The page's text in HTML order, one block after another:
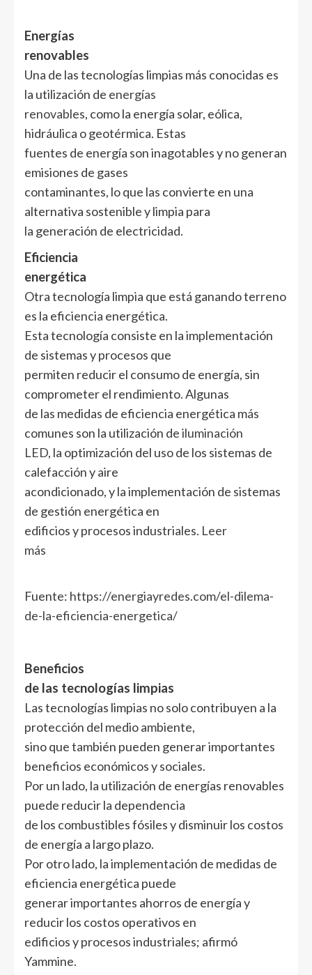
Energías
renovables
Una de las tecnologías limpias más conocidas es
la utilización de energías
renovables, como la energía solar, eólica,
hidráulica o geotérmica. Estas
fuentes de energía son inagotables y no generan
emisiones de gases
contaminantes, lo que las convierte en una
alternativa sostenible y limpia para
la generación de electricidad.
Eficiencia
energética
Otra tecnología limpia que está ganando terreno
es la eficiencia energética.
Esta tecnología consiste en la implementación
de sistemas y procesos que
permiten reducir el consumo de energía, sin
comprometer el rendimiento. Algunas
de las medidas de eficiencia energética más
comunes son la utilización deiluminación
LED, la optimización del uso de los sistemas de
calefacción y aire
acondicionado, y la implementación de sistemas
de gestión energética en
edificios y procesos industriales. Leer
más
Fuente: https://energiayredes.com/el-dilema-
de-la-eficiencia-energetica/
Beneficios
de las tecnologías limpias
Las tecnologías limpias no solo contribuyen a la
protección del medio ambiente,
sino que también pueden generar importantes
beneficios económicos y sociales.
Por un lado, la utilización de energías renovables
puede reducir la dependencia
de los combustibles fósiles y disminuir los costos
de energía a largo plazo.
Por otro lado, la implementación de medidas de
eficiencia energética puede
generar importantes ahorros de energía y
reducir los costos operativos en
edificios y procesos industriales; afirmó
Yammine.